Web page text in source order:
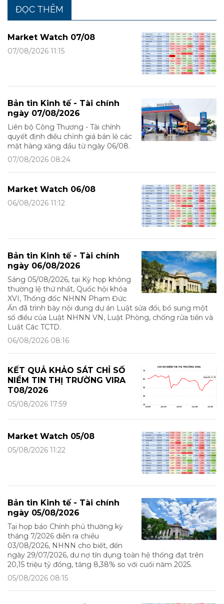
ĐỌC THÊM
Market Watch 07/08
07/08/2026 11:15
Bản tin Kinh tế - Tài chính
ngày 07/08/2026
Liên bộ Công Thương - Tài chính
quyết định điều chỉnh giá bán lẻ các
mặt hàng xăng dầu từ ngày 06/08.
07/08/2026 08:24
Market Watch 06/08
06/08/2026 11:12
Bản tin Kinh tế - Tài chính
ngày 06/08/2026
Sáng 05/08/2026, tại Kỳ họp không
thường lệ thứ nhất, Quốc hội khóa
XVI, Thống đốc NHNN Phạm Đức
Ấn đã trình bày nội dung dự án Luật sửa đổi, bổ sung một
số điều của Luật NHNN VN, Luật Phòng, chống rửa tiền và
Luật Các TCTD.
06/08/2026 08:16
KẾT QUẢ KHẢO SÁT CHỈ SỐ
NIỀM TIN THỊ TRƯỜNG VIRA
T08/2026
05/08/2026 17:59
Market Watch 05/08
05/08/2026 11:22
Bản tin Kinh tế - Tài chính
ngày 05/08/2026
Tại họp báo Chính phủ thường kỳ
tháng 7/2026 diễn ra chiều
03/08/2026, NHNN cho biết, đến
ngày 29/07/2026, dư nợ tín dụng toàn hệ thống đạt trên
20,15 triệu tỷ đồng, tăng 8,38% so với cuối năm 2025.
05/08/2026 08:15